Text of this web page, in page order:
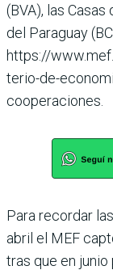
(BVA), las
del Paraguay
https://
terio-de-
cooperaciones.
Para recordar
abril el MEF
tras que en junio